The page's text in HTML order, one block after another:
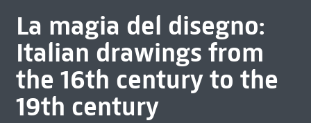
La magia del disegno:
Italian drawings from
the 16th century to the
19th century